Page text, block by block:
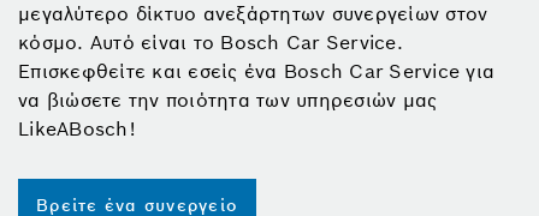
μεγαλύτερο δίκτυο ανεξάρτητων συνεργείων στον
κόσμο. Αυτό είναι το Bosch Car Service.
Επισκεφθείτε και εσείς ένα Bosch Car Service για
να βιώσετε την ποιότητα των υπηρεσιών μας
LikeABosch!
Βρείτε ένα συνεργείο